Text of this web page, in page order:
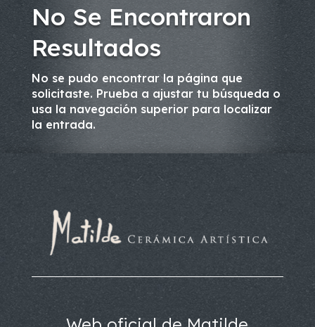
No Se Encontraron
Resultados
No se pudo encontrar la página que
solicitaste. Prueba a ajustar tu búsqueda o
usa la navegación superior para localizar
la entrada.